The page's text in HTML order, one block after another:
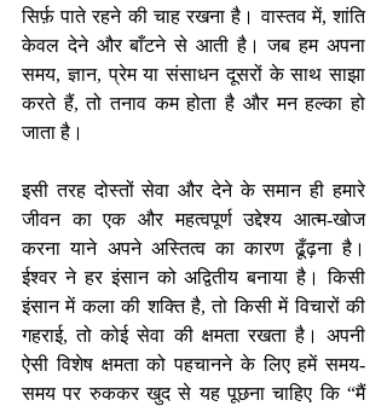
सिर्फ़ पाते रहने की चाह रखना है। वास्तव में, शांति
केवल देने और बाँटने से आती है। जब हम अपना
समय, ज्ञान, प्रेम या संसाधन दूसरों के साथ साझा
करते हैं, तो तनाव कम होता है और मन हल्का हो
जाता है।
इसी तरह दोस्तों सेवा और देने के समान ही हमारे
जीवन का एक और महत्वपूर्ण उद्देश्य आत्म-खोज
करना याने अपने अस्तित्व का कारण ढूँढ़ना है।
ईश्वर ने हर इंसान को अद्वितीय बनाया है। किसी
इंसान में कला की शक्ति है, तो किसी में विचारों की
गहराई, तो कोई सेवा की क्षमता रखता है। अपनी
ऐसी विशेष क्षमता को पहचानने के लिए हमें समय-
समय पर रुककर खुद से यह पूछना चाहिए कि “मैं